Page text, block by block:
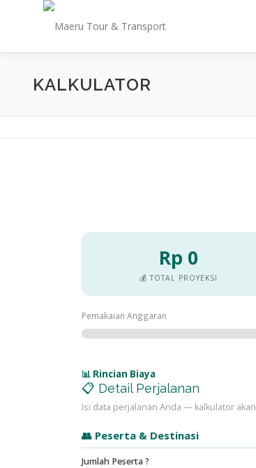
KALKULATOR
Rp 0
💰 TOTAL PROYEKSI
Pemakaian Anggaran
📊 Rincian Biaya
📋 Detail Perjalanan
Isi data perjalanan Anda — kalkulator
👥 Peserta & Destinasi
Jumlah Peserta?